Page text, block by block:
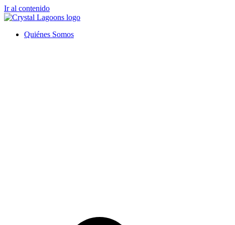
Ir al contenido
Quiénes Somos